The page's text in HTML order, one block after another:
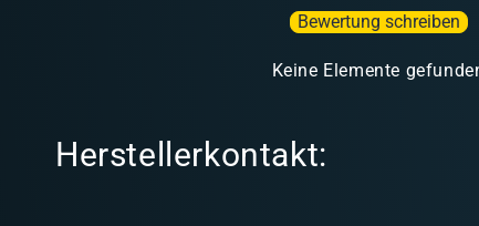
Bewertung schreiben
Keine Elemente
Herstellerkontakt: